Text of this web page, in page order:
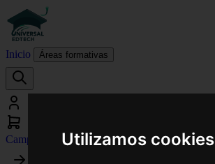
Utilizamos cookies
Inicio Áreas formativas
Campus virtual